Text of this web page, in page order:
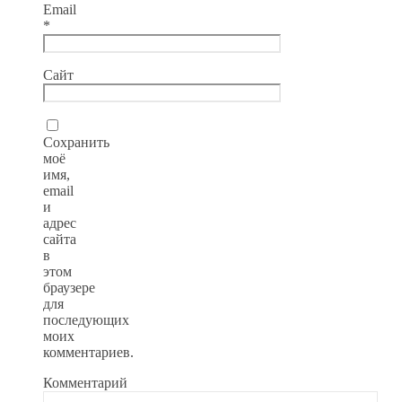
Email
*
Сайт
Сохранить
моё
имя,
email
и
адрес
сайта
в
этом
браузере
для
последующих
моих
комментариев.
Комментарий